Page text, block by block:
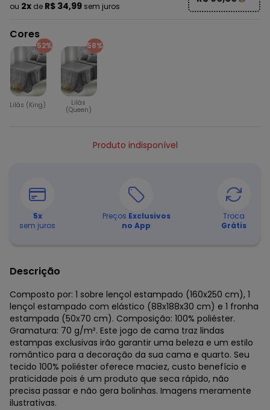
ou 2x de R$ 34,99 sem juros
Cores
52%
Lilás (King)
58%
Lilás
(Queen)
Produto indisponível
5x
sem juros
Preços Exclusivos
no App
Troca
Grátis
Descrição
Composto por: 1 sobre lençol estampado (160x250 cm), 1
lençol estampado com elástico (88x188x30 cm) e 1 fronha
estampada (50x70 cm). Composição: 100% poliéster.
Gramatura: 70 g/m². Este jogo de cama traz lindas
estampas exclusivas irão garantir uma beleza e um estilo
romântico para a decoração da sua cama e quarto. Seu
tecido 100% poliéster oferece maciez, custo benefício e
praticidade pois é um produto que seca rápido, não
precisa passar e não gera bolinhas. Imagens meramente
ilustrativas.